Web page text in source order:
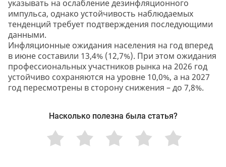
указывать на ослабление дезинфляционного
импульса, однако устойчивость наблюдаемых
тенденций требует подтверждения последующими
данными.
Инфляционные ожидания населения на год вперед
в июне составили 13,4% (12,7%). При этом ожидания
профессиональных участников рынка на 2026 год
устойчиво сохраняются на уровне 10,0%, а на 2027
год пересмотрены в сторону снижения – до 7,8%.
Насколько полезна была статья?